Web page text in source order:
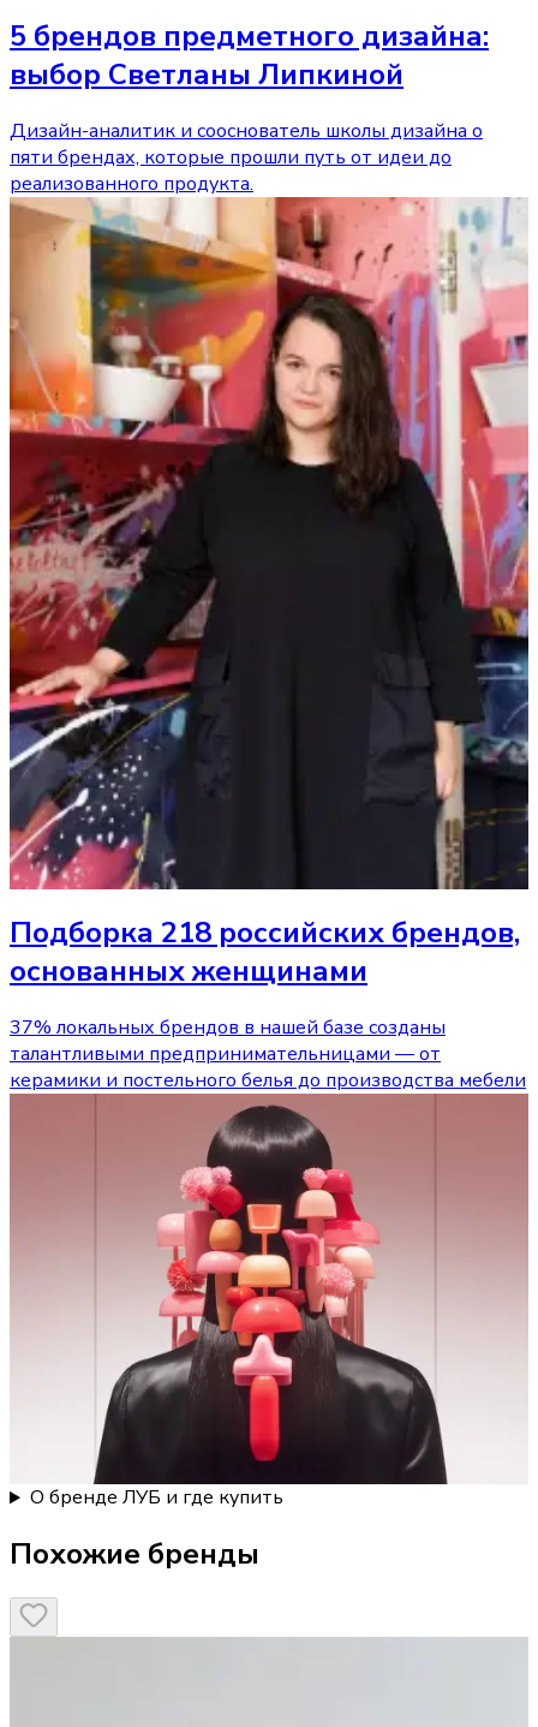
5 брендов предметного дизайна:
выбор Светланы Липкиной
Дизайн-аналитик и cооснователь школы дизайна о
пяти брендах, которые прошли путь от идеи до
реализованного продукта.
Подборка 218 российских брендов,
основанных женщинами
37% локальных брендов в нашей базе созданы
талантливыми предпринимательницами — от
керамики и постельного белья до производства мебели
О бренде ЛУБ и где купить
Похожие бренды